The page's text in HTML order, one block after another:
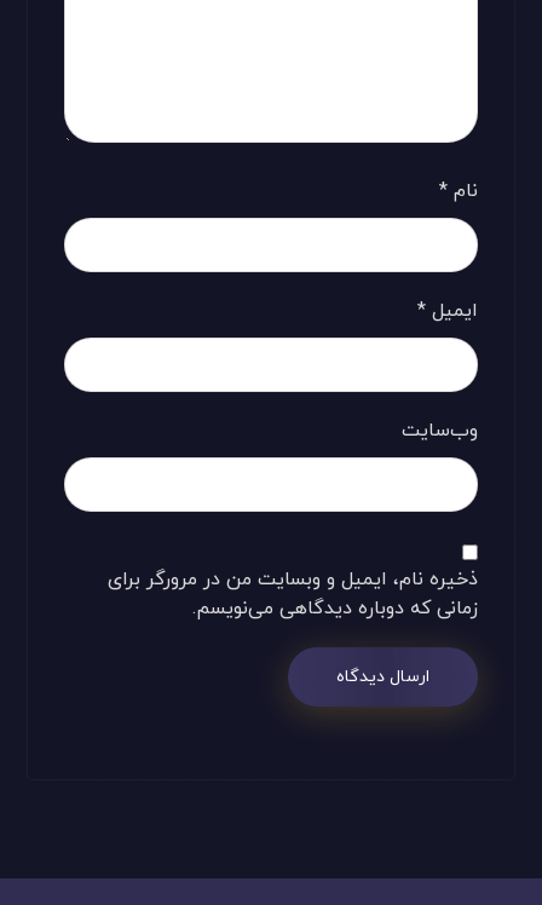
نام*
ایمیل*
وب‌سایت
ذخیره نام، ایمیل و وبسایت من در مرورگر برای
زمانی که دوباره دیدگاهی می‌نویسم.
ارسال دیدگاه